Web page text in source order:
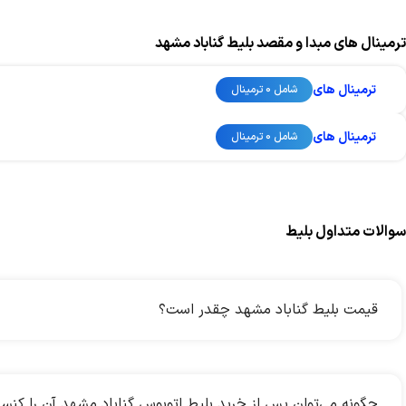
ترمینال های مبدا و مقصد بلیط گناباد مشهد
ترمینال های شامل 0 ترمینال
ترمینال های شامل 0 ترمینال
سوالات متداول بلیط
قیمت بلیط گناباد مشهد چقدر است؟